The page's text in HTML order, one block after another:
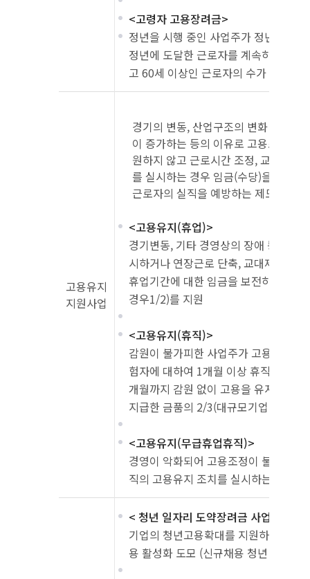
<고령자 고용장려금>
정년을 시행 중인 사업주가 정년을 연
정년에 도달한 근로자를 계속하여 고
고 60세 이상인 근로자의 수가 증가하
고용유지
지원사업
경기의 변동, 산업구조의 변화 등으로
이 증가하는 등의 이유로 고용조정이
원하지 않고 근로시간 조정, 교대제
를 실시하는 경우 임금(수당)을 지원
근로자의 실직을 예방하는 제도
<고용유지(휴업)>
경기변동, 기타 경영상의 장애 등으로
시하거나 연장근로 단축, 교대제 개편
휴업기간에 대한 임금을 보전하였다
경우1/2)를 지원
<고용유지(휴직)>
감원이 불가피한 사업주가 고용보험
험자에 대하여 1개월 이상 휴직을 실
개월까지 감원 없이 고용을 유지하는
지급한 금품의 2/3(대규모기업 1/2)를
<고용유지(무급휴업휴직)>
경영이 악화되어 고용조정이 불가피한
직의 고용유지 조치를 실시하는 경우
< 청년 일자리 도약장려금 사업>
기업의 청년고용확대를 지원하고 취
용 활성화 도모 (신규채용 청년 1인당